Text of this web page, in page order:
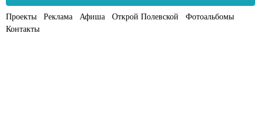
Проекты Реклама Афиша Открой Полевской
Фотоальбомы
Контакты